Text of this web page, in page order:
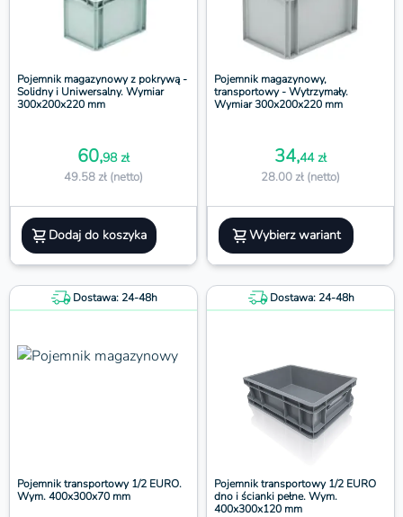
Pojemnik magazynowy z pokrywą -
Solidny i Uniwersalny. Wymiar
300x200x220 mm
60,98 zł
49.58 zł (netto)
Dodaj do koszyka
Pojemnik magazynowy,
transportowy - Wytrzymały.
Wymiar 300x200x220 mm
34,44 zł
28.00 zł (netto)
Wybierz wariant
Dostawa: 24-48h
Pojemnik transportowy 1/2 EURO.
Wym. 400x300x70 mm
Dostawa: 24-48h
Pojemnik transportowy 1/2 EURO
dno i ścianki pełne. Wym.
400x300x120 mm